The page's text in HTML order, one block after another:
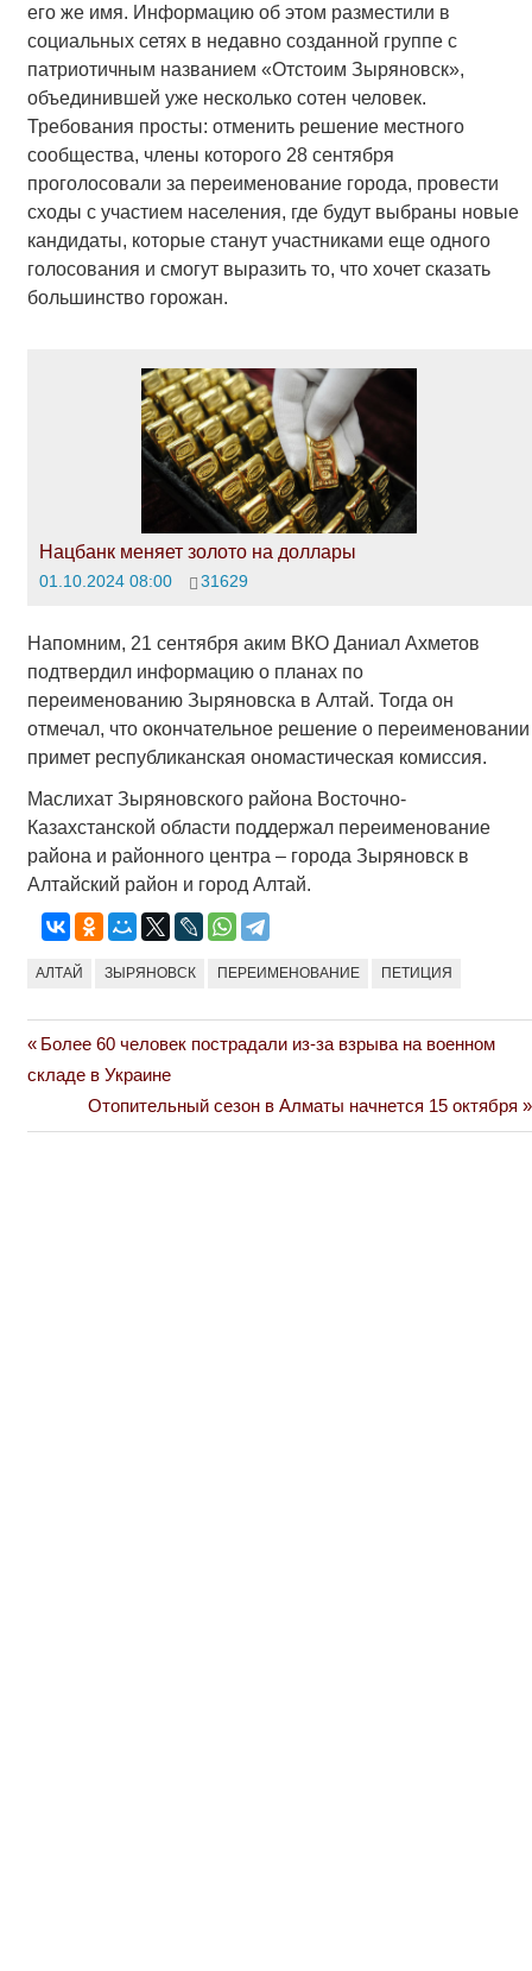
его же имя. Информацию об этом разместили в
социальных сетях в недавно созданной группе с
патриотичным названием «Отстоим Зыряновск»,
объединившей уже несколько сотен человек.
Требования просты: отменить решение местного
сообщества, члены которого 28 сентября
проголосовали за переименование города, провести
сходы с участием населения, где будут выбраны новые
кандидаты, которые станут участниками еще одного
голосования и смогут выразить то, что хочет сказать
большинство горожан.
Нацбанк меняет золото на доллары
01.10.2024 08:00 31629
Напомним, 21 сентября аким ВКО Даниал Ахметов
подтвердил информацию о планах по
переименованию Зыряновска в Алтай. Тогда он
отмечал, что окончательное решение о переименовании
примет республиканская ономастическая комиссия.
Маслихат Зыряновского района Восточно-
Казахстанской области поддержал переименование
района и районного центра – города Зыряновск в
Алтайский район и город Алтай.
АЛТАЙ ЗЫРЯНОВСК ПЕРЕИМЕНОВАНИЕ ПЕТИЦИЯ
Навигация
Previous
Post:
Более 60 человек пострадали из-за взрыва на военном
складе в Украине
Next
Post:
Отопительный сезон в Алматы начнется 15 октября